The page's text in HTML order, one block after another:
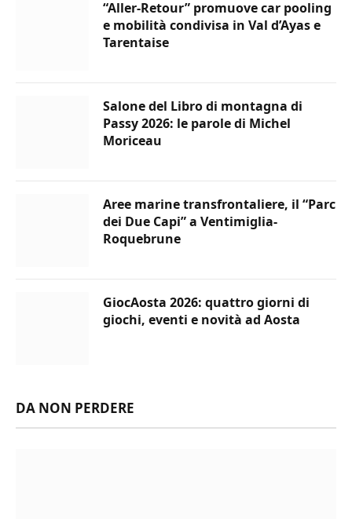
“Aller-Retour” promuove car pooling
e mobilità condivisa in Val d’Ayas e
Tarentaise
Salone del Libro di montagna di
Passy 2026: le parole di Michel
Moriceau
Aree marine transfrontaliere, il “Parc
dei Due Capi” a Ventimiglia-
Roquebrune
GiocAosta 2026: quattro giorni di
giochi, eventi e novità ad Aosta
DA NON PERDERE